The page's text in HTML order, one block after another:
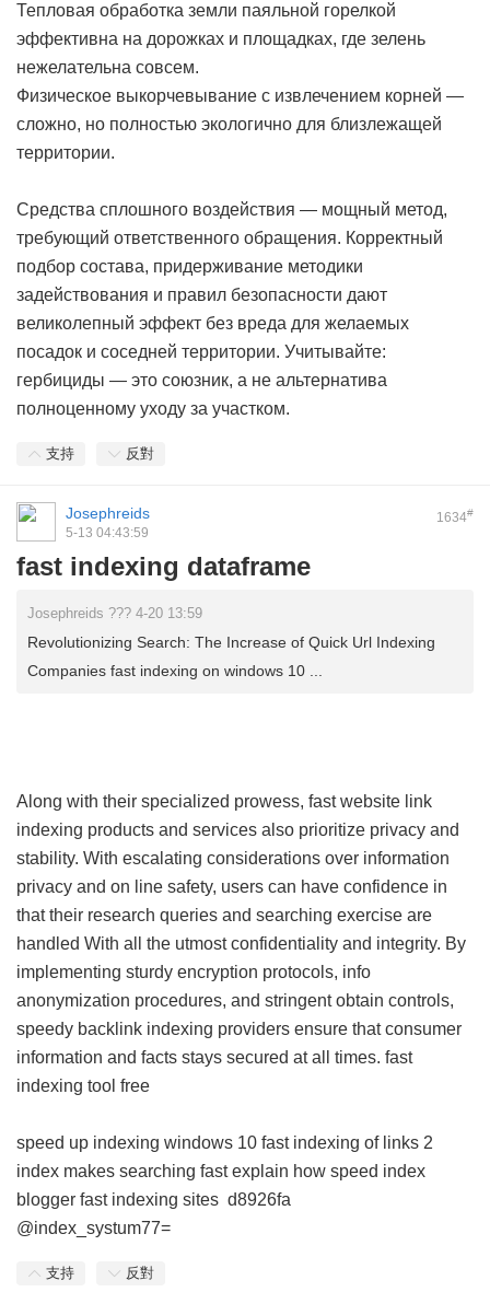
Тепловая обработка земли паяльной горелкой
эффективна на дорожках и площадках, где зелень
нежелательна совсем.
Физическое выкорчевывание с извлечением корней —
сложно, но полностью экологично для близлежащей
территории.
Средства сплошного воздействия — мощный метод,
требующий ответственного обращения. Корректный
подбор состава, придерживание методики
задействования и правил безопасности дают
великолепный эффект без вреда для желаемых
посадок и соседней территории. Учитывайте:
гербициды — это союзник, а не альтернатива
полноценному уходу за участком.
支持 反對
1634#
Josephreids
5-13 04:43:59
fast indexing dataframe
Josephreids ??? 4-20 13:59
Revolutionizing Search: The Increase of Quick Url Indexing
Companies fast indexing on windows 10 ...
Along with their specialized prowess, fast website link
indexing products and services also prioritize privacy and
stability. With escalating considerations over information
privacy and on line safety, users can have confidence in
that their research queries and searching exercise are
handled With all the utmost confidentiality and integrity. By
implementing sturdy encryption protocols, info
anonymization procedures, and stringent obtain controls,
speedy backlink indexing providers ensure that consumer
information and facts stays secured at all times. fast
indexing tool free
speed up indexing windows 10 fast indexing of links 2
index makes searching fast explain how speed index
blogger fast indexing sites d8926fa
@index_systum77=
支持 反對